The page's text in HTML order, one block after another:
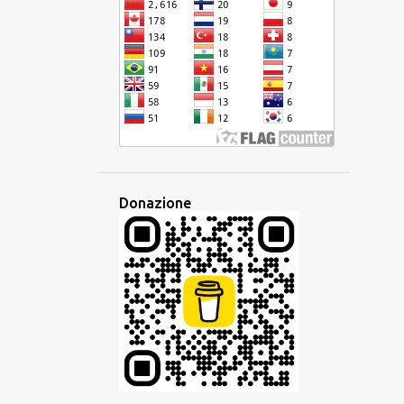
DISPARITÀ EBRAICO ECONOMIA
EDITORE EDUCAZIONE
EQUIVOCO EREDITÀ ESAME
ESPERANTO ESPERIENZA
ETNICA EUROPA
EVOLUZIONE
FAMIGLIA LINGUISTICA FANTASIA
FESTA FILIPPINE FRANCESE
FRASARIO FRASE GESTO
GIAVANESE GIUDAICO GLOBALE
GLOBALIZZAZIONE GLOSSIKA
GOVERNO GRAMMATICA HAKKA
Donazione